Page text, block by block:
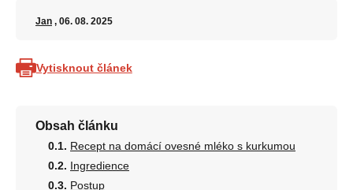
Jan , 06. 08. 2025
Vytisknout článek
Obsah článku
Recept na domácí ovesné mléko s kurkumou
Ingredience
Postup